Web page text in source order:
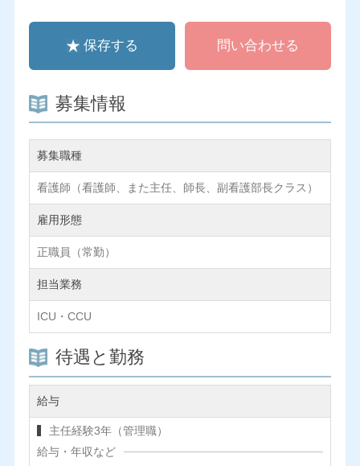
保存する 問い合わせる
募集情報
募集職種
看護師（看護師、また主任、師長、副看護部長クラス）
雇用形態
正職員（常勤）
担当業務
ICU・CCU
待遇と勤務
給与
主任経験3年（管理職）
給与・年収など